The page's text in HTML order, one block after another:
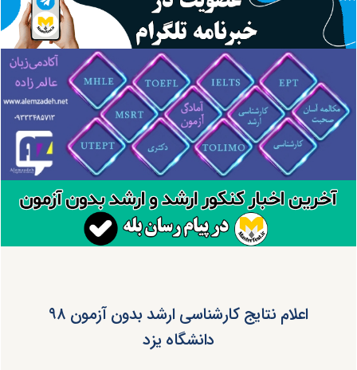
اعلام نتایج کارشناسی ارشد بدون آزمون ۹۸
دانشگاه یزد